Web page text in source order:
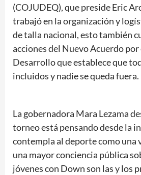
(COJUDEQ), que preside Eric
trabajó en la organización y
de talla nacional, esto también
acciones del Nuevo Acuerdo
Desarrollo que establece que
incluidos y nadie se queda fuera.
La gobernadora Mara Lezama
torneo está pensando desde la
contempla al deporte como una
una mayor conciencia pública
jóvenes con Down son las y los